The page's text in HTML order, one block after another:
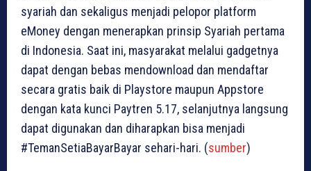
syariah dan sekaligus menjadi pelopor platform
eMoney dengan menerapkan prinsip Syariah pertama
di Indonesia. Saat ini, masyarakat melalui gadgetnya
dapat dengan bebas mendownload dan mendaftar
secara gratis baik di Playstore maupun Appstore
dengan kata kunci Paytren 5.17, selanjutnya langsung
dapat digunakan dan diharapkan bisa menjadi
#TemanSetiaBayarBayar sehari-hari. (sumber)